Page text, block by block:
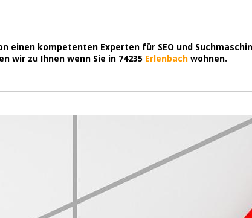
einen kompetenten Experten für SEO und
wir zu Ihnen wenn Sie in 74235 Erlenbach wohnen.